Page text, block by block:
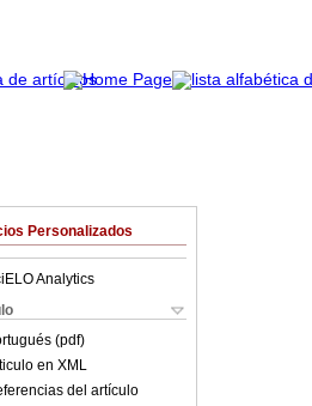
Personalizados
Analytics
(pdf)
en XML
del artículo